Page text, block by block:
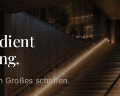
Großes schaffen.